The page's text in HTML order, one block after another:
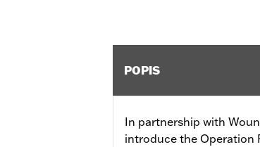
POPIS
In partnership with
introduce the Operation